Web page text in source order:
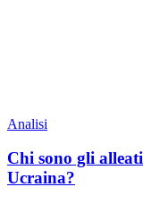
Analisi
Chi sono gli
Ucraina?